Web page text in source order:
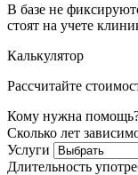
В базе не
стоят на учете
Калькулятор
Рассчитайте
Кому нужна
Сколько лет
Услуги
Длительность